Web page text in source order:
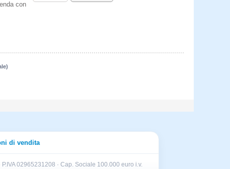
con
di vendita
02965231208 · Cap. Sociale 100.000 euro i.v.